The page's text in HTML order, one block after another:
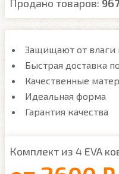
Продано товаров:
Защищают от влаги
Быстрая доставка
Качественные
Идеальная форма
Гарантия качества
Комплект из 4 EVA